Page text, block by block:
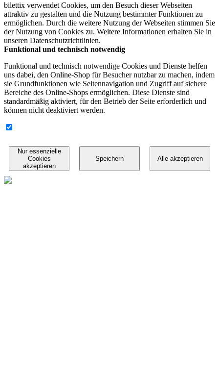
bilettix verwendet Cookies, um den Besuch dieser Webseiten
attraktiv zu gestalten und die Nutzung bestimmter Funktionen zu
ermöglichen. Durch die weitere Nutzung der Webseiten stimmen Sie
der Nutzung von Cookies zu. Weitere Informationen erhalten Sie in
unseren Datenschutzrichtlinien.
Funktional und technisch notwendig
Funktional und technisch notwendige Cookies und Dienste helfen
uns dabei, den Online-Shop für Besucher nutzbar zu machen, indem
sie Grundfunktionen wie Seitennavigation und Zugriff auf sichere
Bereiche des Online-Shops ermöglichen. Diese Dienste sind
standardmäßig aktiviert, für den Betrieb der Seite erforderlich und
können nicht deaktiviert werden.
Nur essenzielle
Cookies
akzeptieren
Speichern Alle akzeptieren